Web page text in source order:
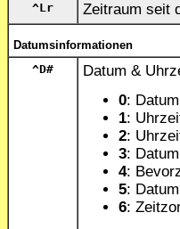
^Lr Zeitraum seit
Datumsinformationen
^D# Datum &
0:
1:
2:
3: Datum
4:
5:
6: